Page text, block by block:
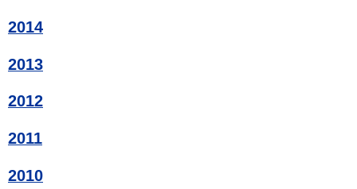
2014
2013
2012
2011
2010